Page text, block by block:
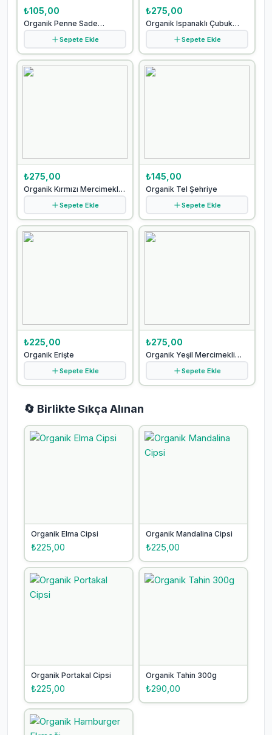
₺105,00
Organik Penne Sade
Makarna
Sepete Ekle
₺275,00
Organik Ispanaklı Çubuk
Makarna
Sepete Ekle
₺275,00
Organik Kırmızı Mercimekli
Çubuk Makarna
Sepete Ekle
₺145,00
Organik Tel Şehriye
Sepete Ekle
₺225,00
Organik Erişte
Sepete Ekle
₺275,00
Organik Yeşil Mercimekli
Çubuk Makarna
Sepete Ekle
🔄 Birlikte Sıkça Alınan
Organik Elma Cipsi
₺225,00
Organik Mandalina Cipsi
₺225,00
Organik Portakal Cipsi
₺225,00
Organik Tahin 300g
₺290,00